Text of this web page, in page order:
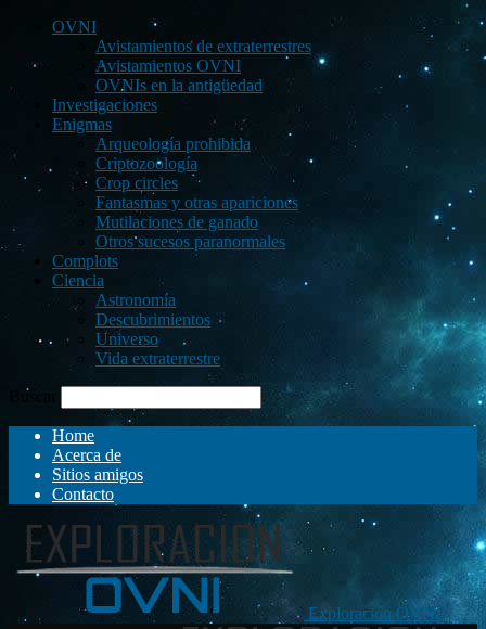
OVNI
Avistamientos de extraterrestres
Avistamientos OVNI
OVNIs en la antigüedad
Investigaciones
Enigmas
Arqueología prohibida
Criptozoología
Crop circles
Fantasmas y otras apariciones
Mutilaciones de ganado
Otros sucesos paranormales
Complots
Ciencia
Astronomía
Descubrimientos
Universo
Vida extraterrestre
Buscar
Home
Acerca de
Sitios amigos
Contacto
Exploración OVNI